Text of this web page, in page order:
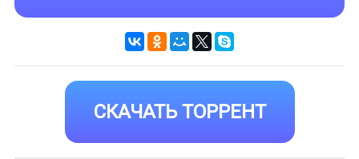
СКАЧАТЬ ТОРРЕНТ